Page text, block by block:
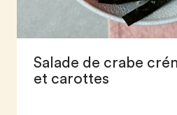
Salade de crabe
et carottes